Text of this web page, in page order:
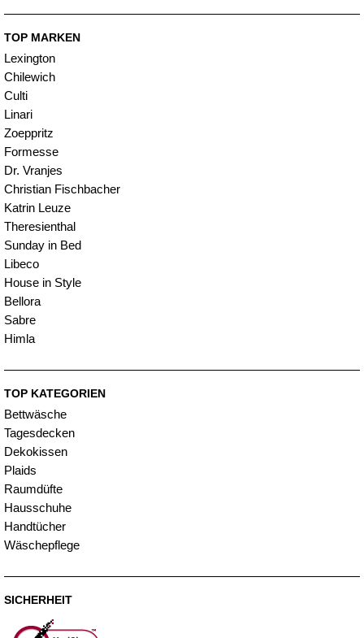
TOP MARKEN
Lexington
Chilewich
Culti
Linari
Zoeppritz
Formesse
Dr. Vranjes
Christian Fischbacher
Katrin Leuze
Theresienthal
Sunday in Bed
Libeco
House in Style
Bellora
Sabre
Himla
TOP KATEGORIEN
Bettwäsche
Tagesdecken
Dekokissen
Plaids
Raumdüfte
Hausschuhe
Handtücher
Wäschepflege
SICHERHEIT